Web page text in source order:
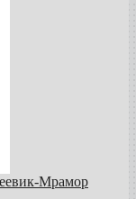
Мрамор